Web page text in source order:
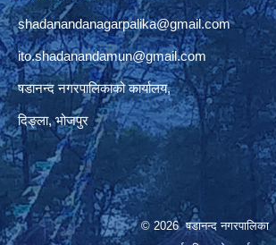
shadanandanagarpalika@gmail.com
ito.shadanandamun@gmail.com
षडानन्द नगरपालिकाको कार्यालय,
दिङ्ला, भोजपुर
© 2026 षडानन्द नगरपालिका